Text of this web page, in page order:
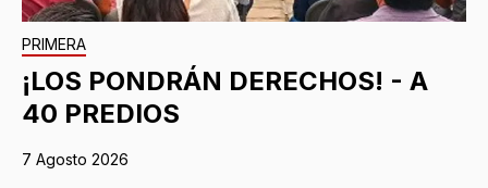
PRIMERA
¡LOS PONDRÁN DERECHOS! - A
40 PREDIOS
7 Agosto 2026